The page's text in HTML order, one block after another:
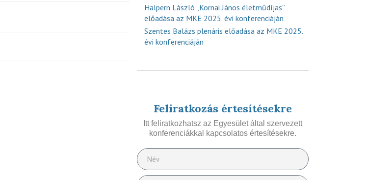
Halpern László „Kornai János életműdíjas”
előadása az MKE 2025. évi konferenciáján
Szentes Balázs plenáris előadása az MKE 2025.
évi konferenciáján
Feliratkozás értesítésekre
Itt feliratkozhatsz az Egyesület által szervezett
konferenciákkal kapcsolatos értesítésekre.